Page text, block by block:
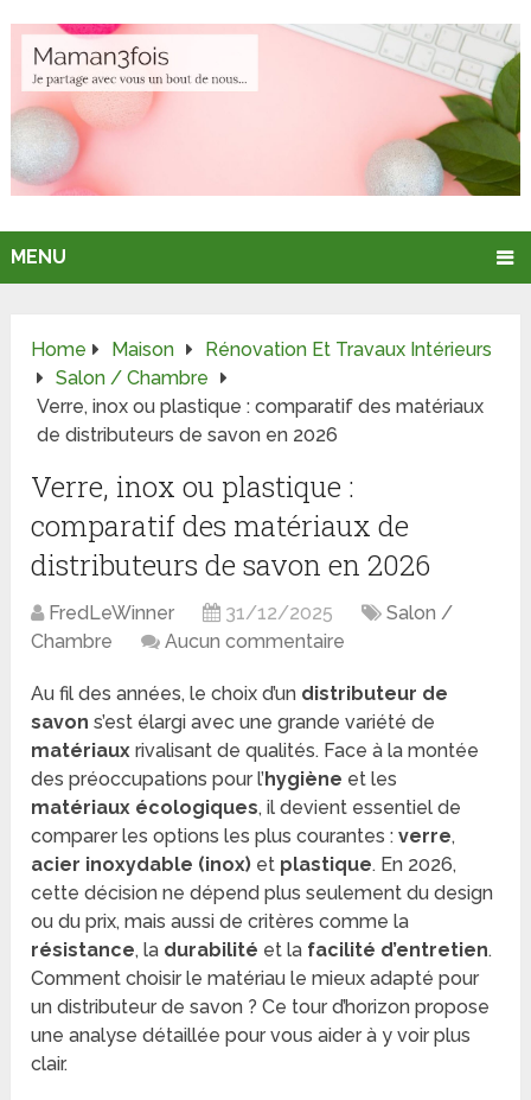
MENU
Home Maison
Rénovation Et Travaux Intérieurs
Salon / Chambre
Verre, inox ou plastique : comparatif des matériaux
de distributeurs de savon en 2026
Verre, inox ou plastique :
comparatif des matériaux de
distributeurs de savon en 2026
FredLeWinner 31/12/2025
Salon /
Chambre
Aucun commentaire
Au fil des années, le choix d’un distributeur de
savon s’est élargi avec une grande variété de
matériaux rivalisant de qualités. Face à la montée
des préoccupations pour l’hygiène et les
matériaux écologiques, il devient essentiel de
comparer les options les plus courantes :verre,
acier inoxydable (inox) et plastique. En 2026,
cette décision ne dépend plus seulement du design
ou du prix, mais aussi de critères comme la
résistance, la durabilité et la facilité d’entretien.
Comment choisir le matériau le mieux adapté pour
un distributeur de savon ? Ce tour d’horizon propose
une analyse détaillée pour vous aider à y voir plus
clair.